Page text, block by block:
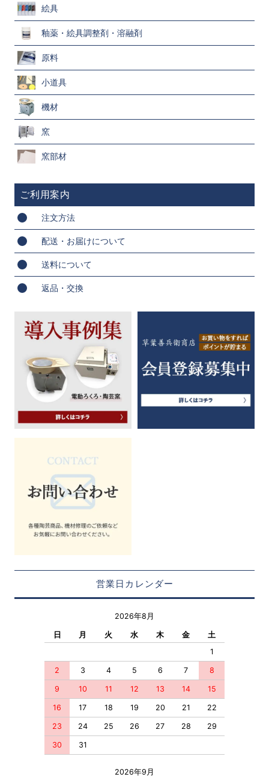
絵具
釉薬・絵具調整剤・溶融剤
原料
小道具
機材
窯
窯部材
ご利用案内
注文方法
配送・お届けについて
送料について
返品・交換
営業日カレンダー
2026年8月
日 月 火 水 木 金
土
1
2 3 4 5 6 7 8
9 10 11 12 13 14 15
16 17 18 19 20 21 22
23 24 25 26 27 28 29
30 31
2026年9月